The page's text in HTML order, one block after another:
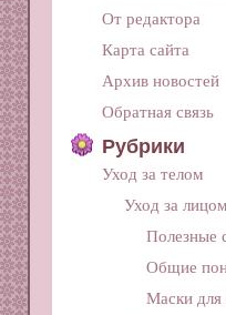
От редактора
Карта сайта
Архив новостей
Обратная связь
Рубрики
Уход за телом
Уход за лицом
Полезные
Общие
Маски для